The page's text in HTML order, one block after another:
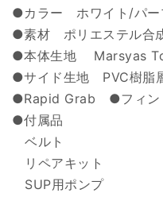
●カラー ホワイト/パー
●素材 ポリエステル合
●本体生地 Marsyas
●サイド生地 PVC樹脂
●Rapid Grab ●フィ
●付属品
ベルト
リペアキット
SUP用ポンプ